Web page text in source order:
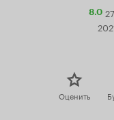
8.0
Оценить